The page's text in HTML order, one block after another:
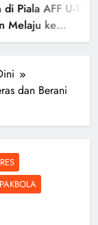
AFF U-19
ke
dan Berani